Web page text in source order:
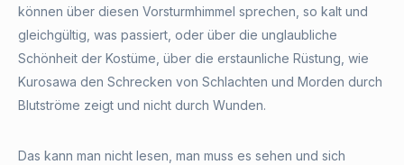
können über diesen Vorsturmhimmel sprechen, so kalt und
gleichgültig, was passiert, oder über die unglaubliche
Schönheit der Kostüme, über die erstaunliche Rüstung, wie
Kurosawa den Schrecken von Schlachten und Morden durch
Blutströme zeigt und nicht durch Wunden.
Das kann man nicht lesen, man muss es sehen und sich